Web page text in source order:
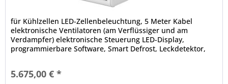
für Kühlzellen LED-Zellenbeleuchtung, 5 Meter Kabel
elektronische Ventilatoren (am Verflüssiger und am
Verdampfer) elektronische Steuerung LED-Display,
programmierbare Software, Smart Defrost, Leckdetektor,
5.675,00 € *